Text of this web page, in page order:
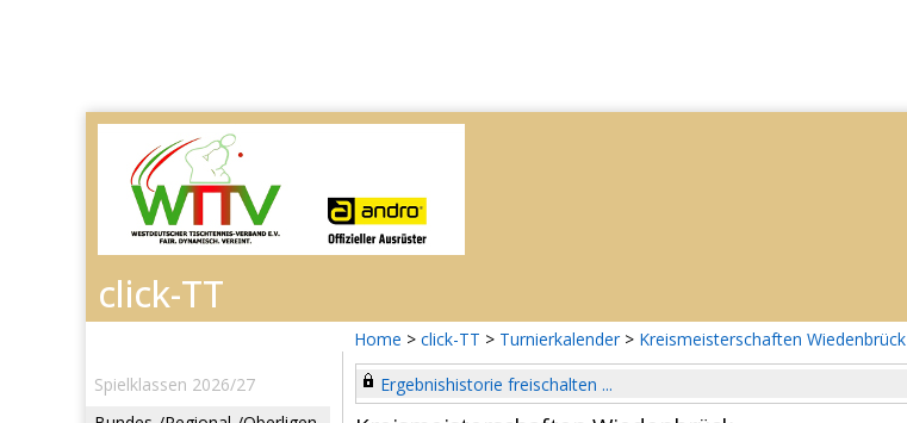
Home > click-TT > Turnierkalender > Kreismeisterschaften Wiedenbrück
Spielklassen 2026/27
Ergebnishistorie freischalten ...